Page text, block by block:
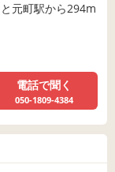
元町駅から294m
電話で聞く
050-1809-4384